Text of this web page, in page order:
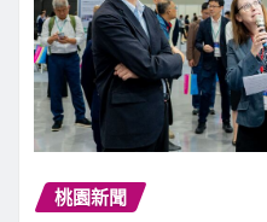
桃園新聞